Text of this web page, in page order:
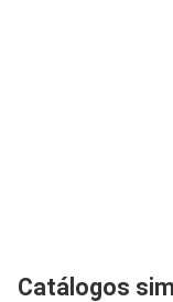
Catálogos